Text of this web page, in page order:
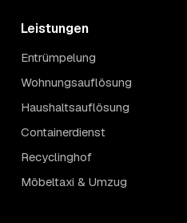
Leistungen
Entrümpelung
Wohnungsauflösung
Haushaltsauflösung
Containerdienst
Recyclinghof
Möbeltaxi & Umzug